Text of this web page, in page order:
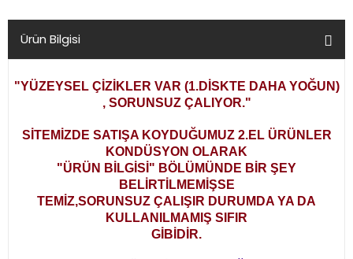
Ürün Bilgisi
"YÜZEYSEL ÇİZİKLER VAR (1.DİSKTE DAHA YOĞUN)
, SORUNSUZ ÇALIYOR."
SİTEMİZDE SATIŞA KOYDUĞUMUZ 2.EL ÜRÜNLER
KONDÜSYON OLARAK
"ÜRÜN BİLGİSİ" BÖLÜMÜNDE BİR ŞEY
BELİRTİLMEMİŞSE
TEMİZ,SORUNSUZ ÇALIŞIR DURUMDA YA DA
KULLANILMAMIŞ SIFIR
GİBİDİR.